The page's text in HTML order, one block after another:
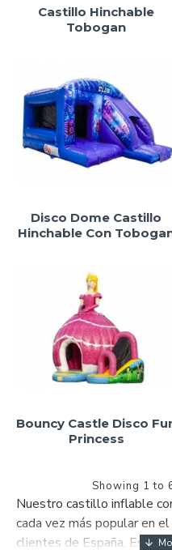
Castillo Hinchable
Tobogan
Disco Dome Castillo
Hinchable Con
Bouncy Castle Disco
Princess
Showing 1 to
Nuestro castillo inflable
cada vez más popular en
clientes de España,